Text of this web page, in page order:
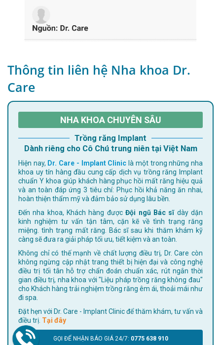
Thông tin liên hệ Nha khoa Dr.
Care
NHA KHOA CHUYÊN SÂU
Trồng răng Implant
Dành riêng cho Cô Chú trung niên tại Việt Nam
Hiện nay, Dr. Care - Implant Clinic là một trong những nha
khoa uy tín hàng đầu cung cấp dịch vụ trồng răng Implant
chuẩn Y khoa giúp khách hàng phục hồi mất răng hiệu quả
và an toàn đáp ứng 3 tiêu chí: Phục hồi khả năng ăn nhai,
hoàn thiện thẩm mỹ và đảm bảo sử dụng lâu bền.
Đến nha khoa, Khách hàng đượcĐội ngũ Bác sĩdày dặn
kinh nghiệm tư vấn tận tâm, cặn kẽ về tình trạng răng
miệng. tình trạng mất răng. Bác sĩ sau khi thăm khám kỹ
càng sẽ đưa ra giải pháp tối ưu, tiết kiệm và an toàn.
Không chỉ có thế mạnh về chất lượng điều trị, Dr. Care còn
không ngừng cập nhật trang thiết bị hiện đại và công nghệ
điều trị tối tân hỗ trợ chẩn đoán chuẩn xác, rút ngắn thời
gian điều trị, nha khoa với "Liệu pháp trồng răng không đau"
cho Khách hàng trải nghiệm trồng răng êm ái, thoải mái như
đi spa.
Đặt hẹn với Dr. Care - Implant Clinic để thăm khám, tư vấn và
điều trị. Tại đây
GỌI ĐỂ NHẬN BÁO GIÁ 24/7: 0775 638 910